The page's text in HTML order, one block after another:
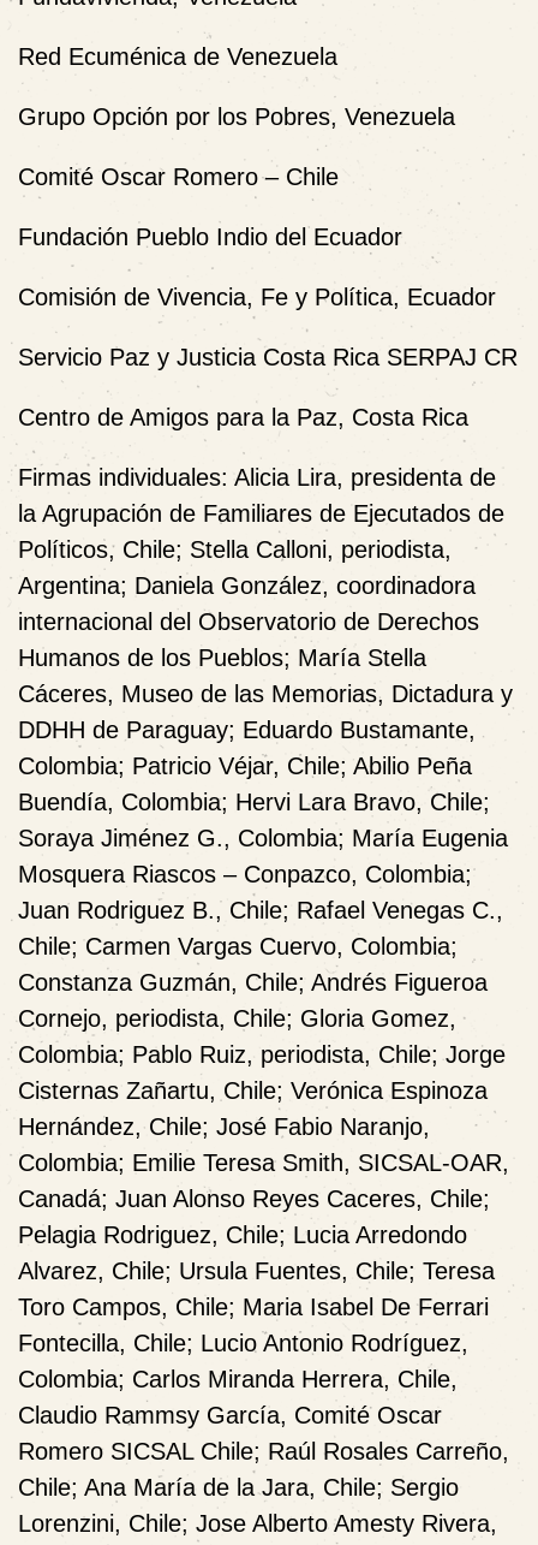
Red Ecuménica de Venezuela
Grupo Opción por los Pobres, Venezuela
Comité Oscar Romero – Chile
Fundación Pueblo Indio del Ecuador
Comisión de Vivencia, Fe y Política, Ecuador
Servicio Paz y Justicia Costa Rica SERPAJ CR
Centro de Amigos para la Paz, Costa Rica
Firmas individuales: Alicia Lira, presidenta de
la Agrupación de Familiares de Ejecutados de
Políticos, Chile; Stella Calloni, periodista,
Argentina; Daniela González, coordinadora
internacional del Observatorio de Derechos
Humanos de los Pueblos; María Stella
Cáceres, Museo de las Memorias, Dictadura y
DDHH de Paraguay; Eduardo Bustamante,
Colombia; Patricio Véjar, Chile; Abilio Peña
Buendía, Colombia; Hervi Lara Bravo, Chile;
Soraya Jiménez G., Colombia; María Eugenia
Mosquera Riascos – Conpazco, Colombia;
Juan Rodriguez B., Chile; Rafael Venegas C.,
Chile; Carmen Vargas Cuervo, Colombia;
Constanza Guzmán, Chile; Andrés Figueroa
Cornejo, periodista, Chile; Gloria Gomez,
Colombia; Pablo Ruiz, periodista, Chile; Jorge
Cisternas Zañartu, Chile; Verónica Espinoza
Hernández, Chile; José Fabio Naranjo,
Colombia; Emilie Teresa Smith, SICSAL-OAR,
Canadá; Juan Alonso Reyes Caceres, Chile;
Pelagia Rodriguez, Chile; Lucia Arredondo
Alvarez, Chile; Ursula Fuentes, Chile; Teresa
Toro Campos, Chile; Maria Isabel De Ferrari
Fontecilla, Chile; Lucio Antonio Rodríguez,
Colombia; Carlos Miranda Herrera, Chile,
Claudio Rammsy García, Comité Oscar
Romero SICSAL Chile; Raúl Rosales Carreño,
Chile; Ana María de la Jara, Chile; Sergio
Lorenzini, Chile; Jose Alberto Amesty Rivera,